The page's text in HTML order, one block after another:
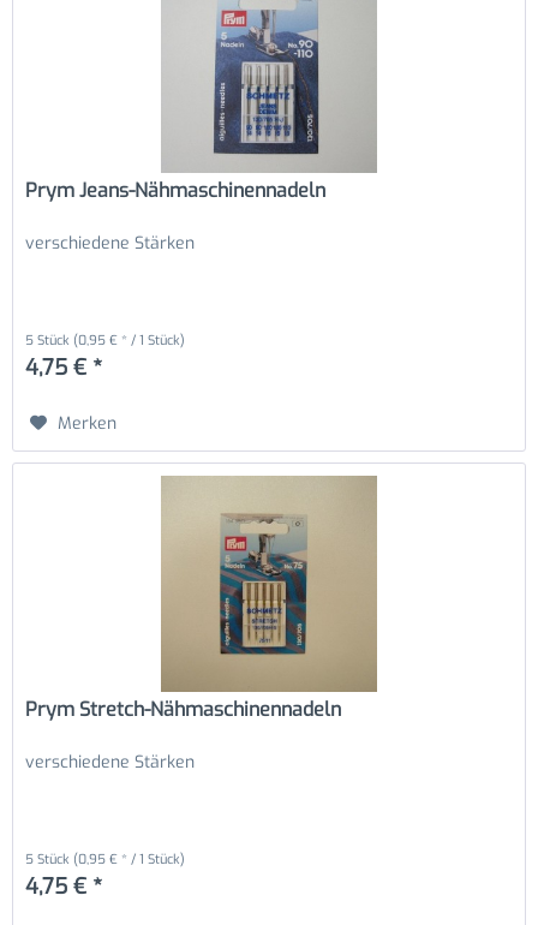
Prym Jeans-Nähmaschinennadeln
verschiedene Stärken
5 Stück (0,95 € * / 1 Stück)
4,75 € *
Merken
Prym Stretch-Nähmaschinennadeln
verschiedene Stärken
5 Stück (0,95 € * / 1 Stück)
4,75 € *